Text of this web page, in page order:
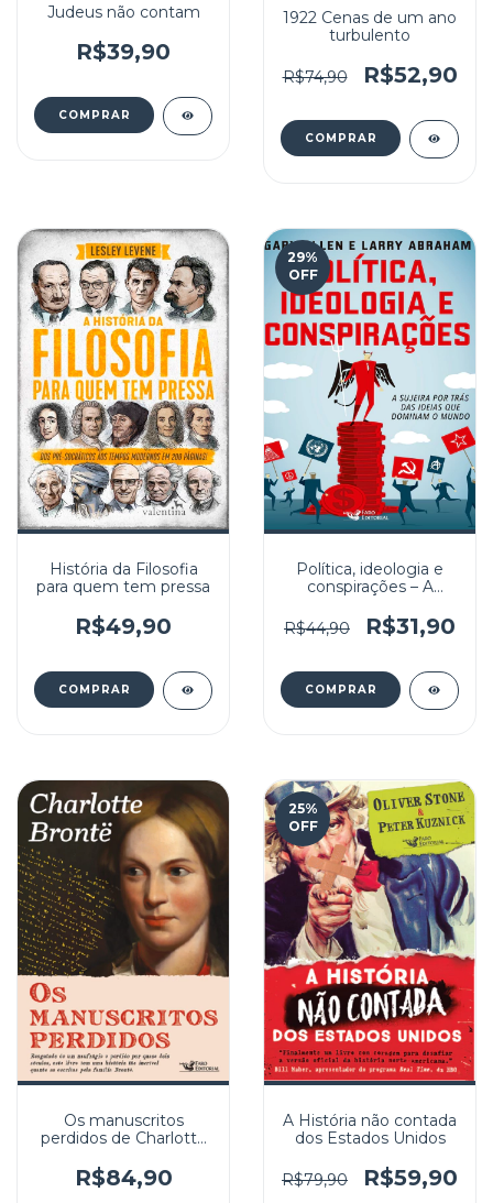
Judeus não contam
R$39,90
1922 Cenas de um ano
turbulento
R$74,90 R$52,90
História da Filosofia
para quem tem pressa
R$49,90
29%
OFF
Política, ideologia e
conspirações – A
ideias que dominam o
mundo
R$44,90 R$31,90
Os manuscritos
perdidos de Charlotte
R$84,90
25%
OFF
A História não contada
dos Estados Unidos
R$79,90 R$59,90